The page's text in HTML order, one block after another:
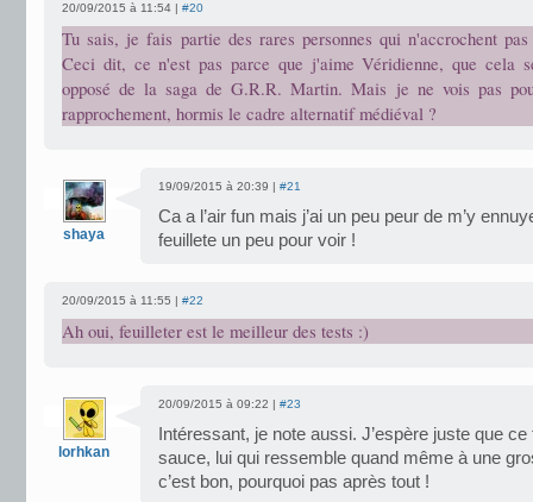
20/09/2015 à 11:54 | #20
Tu sais, je fais partie des rares personnes qui n'accrochent
Ceci dit, ce n'est pas parce que j'aime Véridienne, que cela
opposé de la saga de G.R.R. Martin. Mais je ne vois pas
rapprochement, hormis le cadre alternatif médiéval ?
shaya
19/09/2015 à 20:39 | #21
Ca a l’air fun mais j’ai un peu peur de m’y
feuillete un peu pour voir !
20/09/2015 à 11:55 | #22
Ah oui, feuilleter est le meilleur des tests :)
lorhkan
20/09/2015 à 09:22 | #23
Intéressant, je note aussi. J’espère juste que
sauce, lui qui ressemble quand même à une
c’est bon, pourquoi pas après tout !